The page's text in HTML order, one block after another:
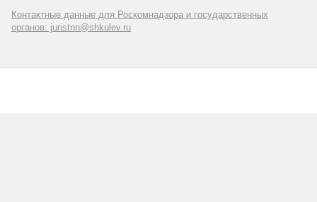
Контактные данные для Роскомнадзора и государственных
органов: juristnn@shkulev.ru